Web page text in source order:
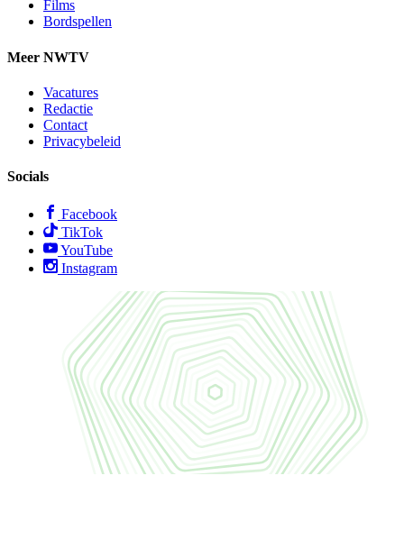
Films
Bordspellen
Meer NWTV
Vacatures
Redactie
Contact
Privacybeleid
Socials
Facebook
TikTok
YouTube
Instagram